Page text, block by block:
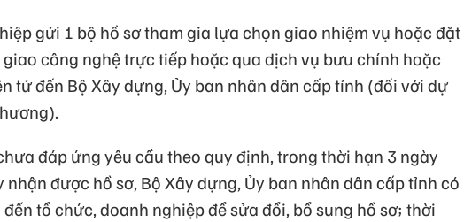
gửi 1 bộ hồ sơ tham gia lựa chọn giao nhiệm vụ hoặc đặt
công nghệ trực tiếp hoặc qua dịch vụ bưu chính hoặc
tử đến Bộ Xây dựng, Ủy ban nhân dân cấp tỉnh (đối với dự
đáp ứng yêu cầu theo quy định, trong thời hạn 3 ngày
nhận được hồ sơ, Bộ Xây dựng, Ủy ban nhân dân cấp tỉnh có
tổ chức, doanh nghiệp để sửa đổi, bổ sung hồ sơ; thời